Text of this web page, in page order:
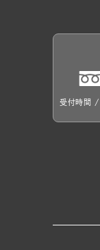
受付時間 /